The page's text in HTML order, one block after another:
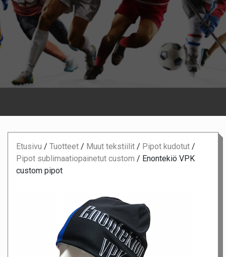
Etusivu / Tuotteet / Muut tekstiilit / Pipot kudotut /
Pipot sublimaatiopainetut custom / Enontekiö VPK
custom pipot